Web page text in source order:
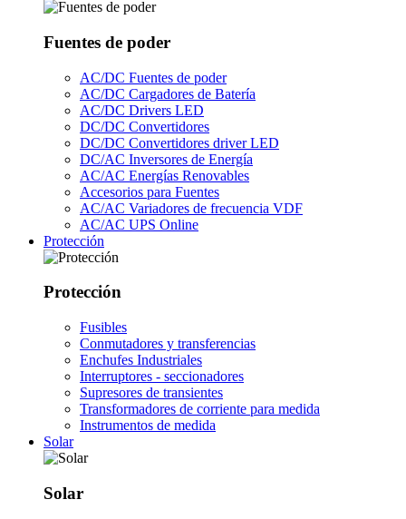
Fuentes de poder
AC/DC Fuentes de poder
AC/DC Cargadores de Batería
AC/DC Drivers LED
DC/DC Convertidores
DC/DC Convertidores driver LED
DC/AC Inversores de Energía
AC/AC Energías Renovables
Accesorios para Fuentes
AC/AC Variadores de frecuencia VDF
AC/AC UPS Online
Protección
Protección
Fusibles
Conmutadores y transferencias
Enchufes Industriales
Interruptores - seccionadores
Supresores de transientes
Transformadores de corriente para medida
Instrumentos de medida
Solar
Solar